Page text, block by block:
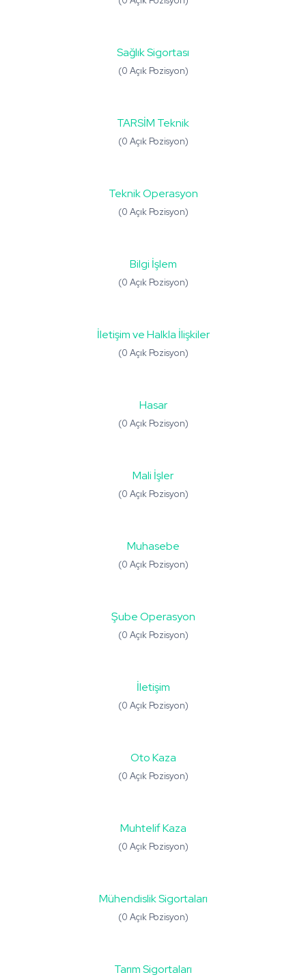
Sağlık Sigortası
(0 Açık Pozisyon)
TARSİM Teknik
(0 Açık Pozisyon)
Teknik Operasyon
(0 Açık Pozisyon)
Bilgi İşlem
(0 Açık Pozisyon)
İletişim ve Halkla İlişkiler
(0 Açık Pozisyon)
Hasar
(0 Açık Pozisyon)
Mali İşler
(0 Açık Pozisyon)
Muhasebe
(0 Açık Pozisyon)
Şube Operasyon
(0 Açık Pozisyon)
İletişim
(0 Açık Pozisyon)
Oto Kaza
(0 Açık Pozisyon)
Muhtelif Kaza
(0 Açık Pozisyon)
Mühendislik Sigortaları
(0 Açık Pozisyon)
Tarım Sigortaları